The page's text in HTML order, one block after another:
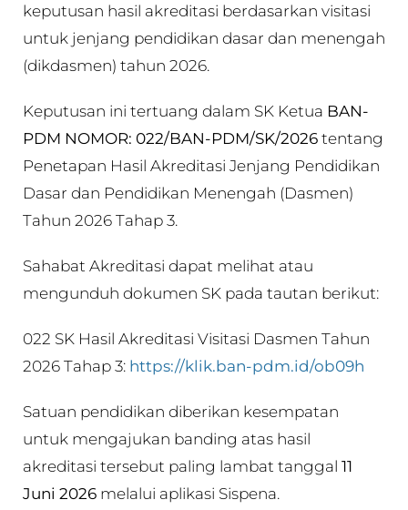
keputusan hasil akreditasi berdasarkan visitasi
untuk jenjang pendidikan dasar dan menengah
(dikdasmen) tahun 2026.
Keputusan ini tertuang dalam SK Ketua BAN-
PDM NOMOR: 022/BAN-PDM/SK/2026 tentang
Penetapan Hasil Akreditasi Jenjang Pendidikan
Dasar dan Pendidikan Menengah (Dasmen)
Tahun 2026 Tahap 3.
Sahabat Akreditasi dapat melihat atau
mengunduh dokumen SK pada tautan berikut:
022 SK Hasil Akreditasi Visitasi Dasmen Tahun
2026 Tahap 3: https://klik.ban-pdm.id/ob09h
Satuan pendidikan diberikan kesempatan
untuk mengajukan banding atas hasil
akreditasi tersebut paling lambat tanggal 11
Juni 2026 melalui aplikasi Sispena.